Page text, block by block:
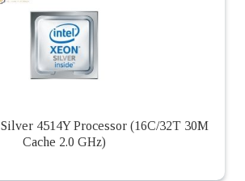
4514Y Processor (16C/32T 30M
Cache 2.0 GHz)